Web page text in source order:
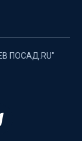
ПОСАД.RU"